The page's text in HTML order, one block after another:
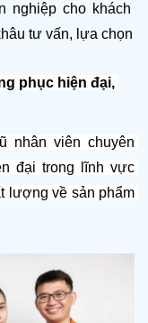
nghiệp cho khách
tư vấn, lựa chọn
phục hiện đại,
nhân viên chuyên
đại trong lĩnh vực
lượng về sản phẩm